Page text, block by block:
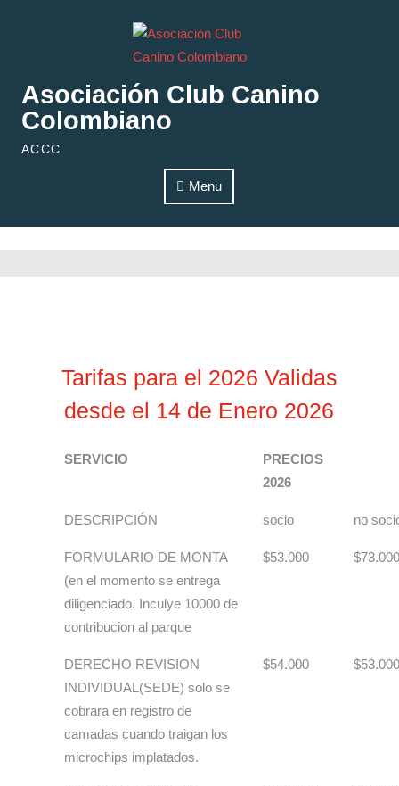
Asociación Club Canino
Colombiano
ACCC
Menu
Tarifas para el 2026 Validas
desde el 14 de Enero 2026
SERVICIO
PRECIOS
2026
DESCRIPCIÓN socio no
FORMULARIO DE MONTA
(en el momento se entrega
diligenciado. Inculye 10000 de
contribucion al parque
$53.000 $73.000
DERECHO REVISION
INDIVIDUAL(SEDE) solo se
cobrara en registro de
camadas cuando traigan los
microchips implatados.
$54.000 $53.000